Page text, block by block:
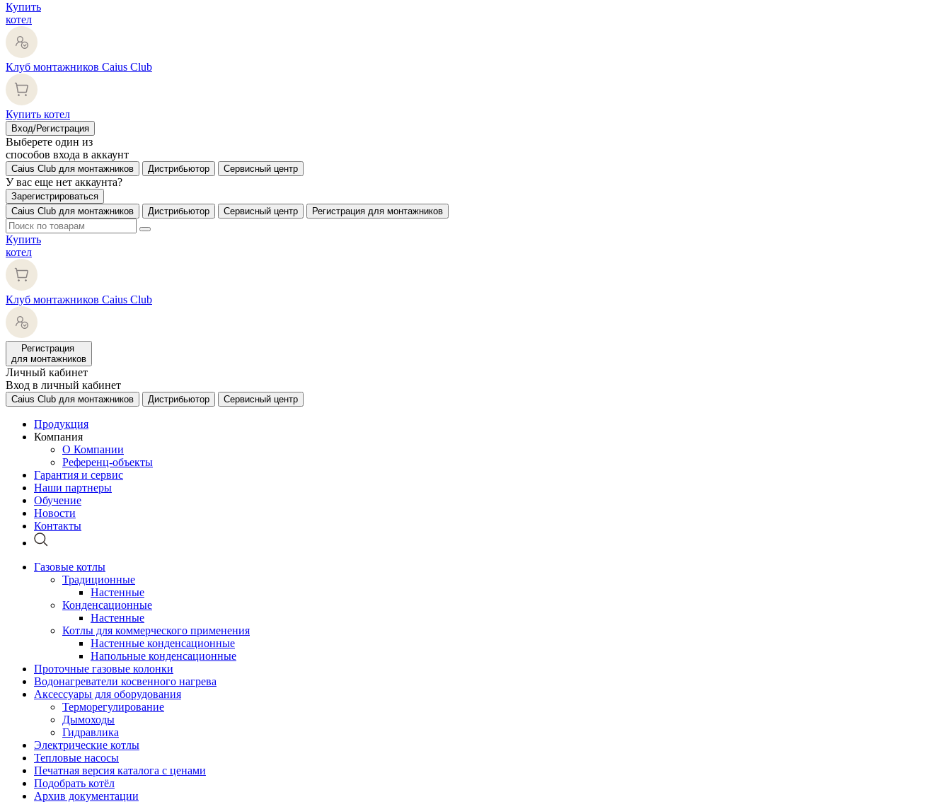
Купить
котел
Клуб монтажников Caius Club
Купить котел
Вход/Регистрация
Выберете один из
способов входа в аккаунт
Caius Club для монтажников Дистрибьютор Сервисный центр
У вас еще нет аккаунта?
Зарегистрироваться
Caius Club для монтажников
Дистрибьютор Сервисный центр Регистрация для монтажников
Купить
котел
Клуб монтажников Caius Club
Регистрация
для монтажников
Личный кабинет
Вход в личный кабинет
Caius Club для монтажников Дистрибьютор Сервисный центр
Продукция
Компания
О Компании
Референц-объекты
Гарантия и сервис
Наши партнеры
Обучение
Новости
Контакты
Газовые котлы
Традиционные
Настенные
Конденсационные
Настенные
Котлы для коммерческого применения
Настенные конденсационные
Напольные конденсационные
Проточные газовые колонки
Водонагреватели косвенного нагрева
Аксессуары для оборудования
Терморегулирование
Дымоходы
Гидравлика
Электрические котлы
Тепловые насосы
Печатная версия каталога с ценами
Подобрать котёл
Архив документации